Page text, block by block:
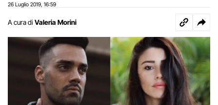
26 Luglio 2019 16:59
A cura di Valeria Morini